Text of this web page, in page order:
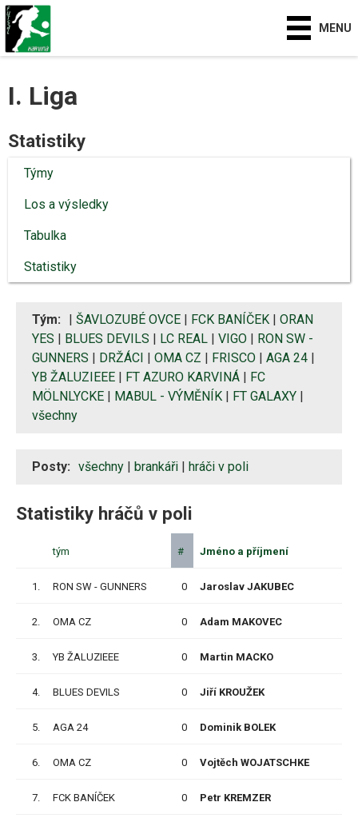
MENU
I. Liga
Statistiky
Týmy
Los a výsledky
Tabulka
Statistiky
Tým: ŠAVLOZUBÉ OVCE FCK BANÍČEK
ORAN
YES
BLUES DEVILS LC REAL VIGO
RON SW -
GUNNERS
DRŽÁCI OMA CZ FRISCO AGA 24
YB ŽALUZIEEE
FT AZURO KARVINÁ
FC
MÖLNLYCKE
MABUL - VÝMĚNÍK FT GALAXY
všechny
Posty: všechny brankáři hráči v poli
Statistiky hráčů v poli
tým # Jméno a příjmení
1. RON SW - GUNNERS 0 Jaroslav JAKUBEC
2. OMA CZ 0 Adam MAKOVEC
3. YB ŽALUZIEEE 0 Martin MACKO
4. BLUES DEVILS 0 Jiří KROUŽEK
5. AGA 24 0 Dominik BOLEK
6. OMA CZ 0 Vojtěch WOJATSCHKE
7. FCK BANÍČEK 0 Petr KREMZER